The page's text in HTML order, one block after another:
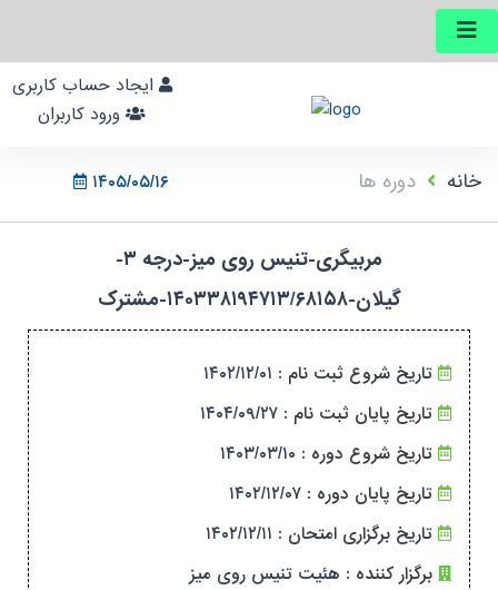
۱۴۰۵/۰۵/۱۶ خانه دوره ها
مربیگری-تنیس روی میز-درجه ۳-
گیلان-۱۴۰۳۳۸۱۹۴۷۱۳/۶۸۱۵۸-مشترک
تاریخ شروع ثبت نام : ۱۴۰۲/۱۲/۰۱
تاریخ پایان ثبت نام : ۱۴۰۴/۰۹/۲۷
تاریخ شروع دوره : ۱۴۰۳/۰۳/۱۰
تاریخ پایان دوره : ۱۴۰۲/۱۲/۰۷
تاریخ برگزاری امتحان : ۱۴۰۲/۱۲/۱۱
برگزار کننده : هئیت تنیس روی میز